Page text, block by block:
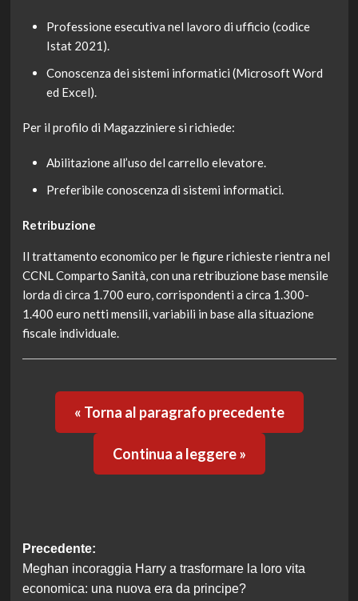
Professione esecutiva nel lavoro di ufficio (codice
Istat 2021).
Conoscenza dei sistemi informatici (Microsoft Word
ed Excel).
Per il profilo di Magazziniere si richiede:
Abilitazione all’uso del carrello elevatore.
Preferibile conoscenza di sistemi informatici.
Retribuzione
Il trattamento economico per le figure richieste rientra nel
CCNL Comparto Sanità, con una retribuzione base mensile
lorda di circa 1.700 euro, corrispondenti a circa 1.300-
1.400 euro netti mensili, variabili in base alla situazione
fiscale individuale.
« Torna al paragrafo precedente
Continua a leggere »
Navigazione
articolo
Precedente:
Meghan incoraggia Harry a trasformare la loro vita
economica: una nuova era da principe?